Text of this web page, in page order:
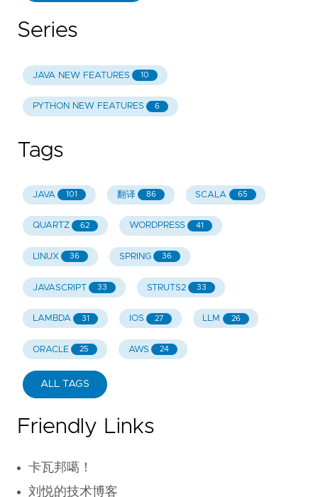
Series
JAVA NEW FEATURES 10
PYTHON NEW FEATURES 6
Tags
JAVA 101 翻译 86 SCALA 65
QUARTZ 62 WORDPRESS 41
LINUX 36 SPRING 36
JAVASCRIPT 33 STRUTS2 33
LAMBDA 31 IOS 27 LLM 26
ORACLE 25 AWS 24
ALL TAGS
Friendly Links
卡瓦邦噶！
刘悦的技术博客